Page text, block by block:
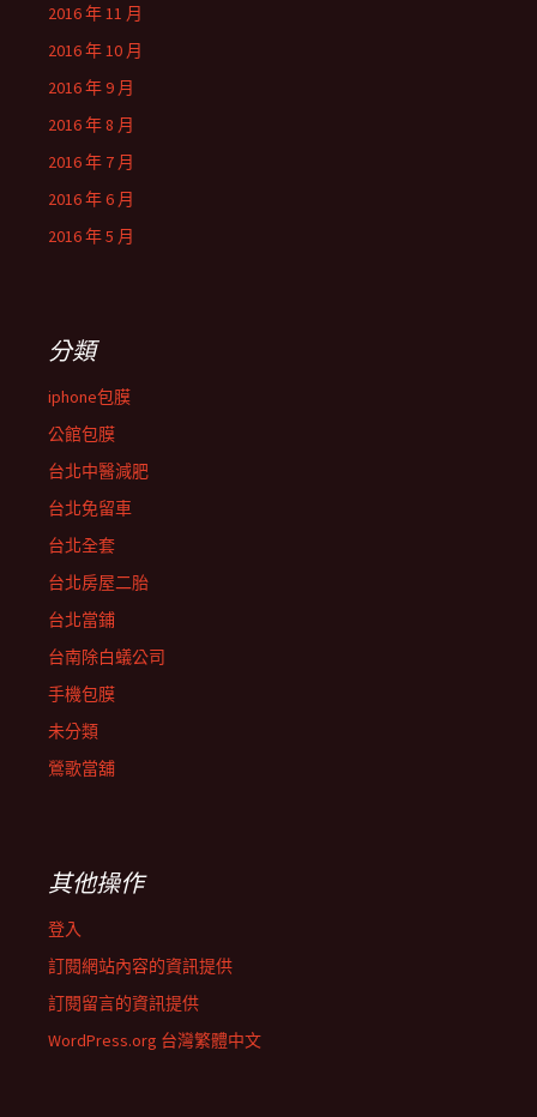
2016 年 11 月
2016 年 10 月
2016 年 9 月
2016 年 8 月
2016 年 7 月
2016 年 6 月
2016 年 5 月
分類
iphone包膜
公館包膜
台北中醫減肥
台北免留車
台北全套
台北房屋二胎
台北當鋪
台南除白蟻公司
手機包膜
未分類
鶯歌當舖
其他操作
登入
訂閱網站內容的資訊提供
訂閱留言的資訊提供
WordPress.org 台灣繁體中文